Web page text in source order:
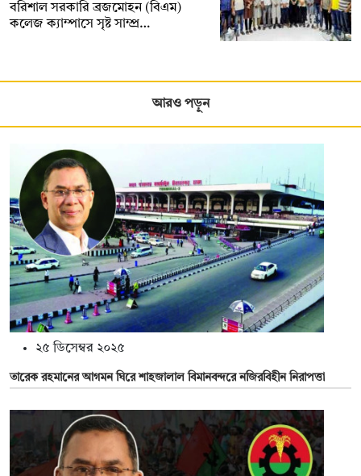
বরিশাল সরকারি ব্রজমোহন (বিএম)
কলেজ ক্যাম্পাসে সৃষ্ট সাম্প্র…
আরও পড়ুন
২৫ ডিসেম্বর ২০২৫
তারেক রহমানের আগমন ঘিরে শাহজালাল বিমানবন্দরে নজিরবিহীন নিরাপত্তা